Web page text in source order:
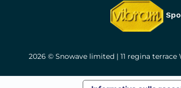
2026 © Snowave limited | 11 regina terrace